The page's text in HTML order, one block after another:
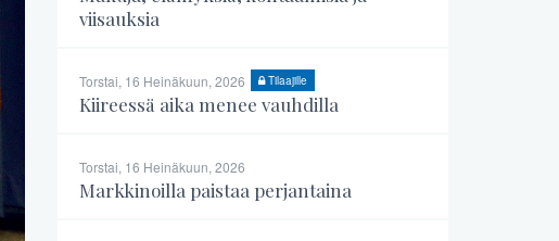
viisauksia
Torstai, 16 Heinäkuun, 2026 Tilaajille
Kiireessä aika menee vauhdilla
Torstai, 16 Heinäkuun, 2026
Markkinoilla paistaa perjantaina